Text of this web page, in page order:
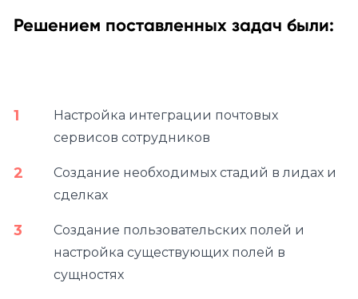
Решением поставленных задач были:
Настройка интеграции почтовых
сервисов сотрудников
Создание необходимых стадий в лидах и
сделках
Создание пользовательских полей и
настройка существующих полей в
сущностях